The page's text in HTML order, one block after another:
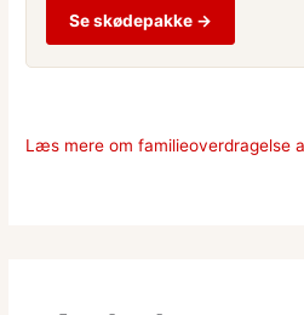
Se skødepakke →
Læs mere om familieoverdragelse